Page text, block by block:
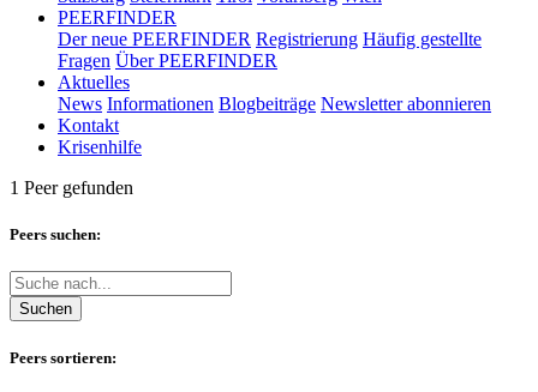
PEERFINDER
Der neue PEERFINDER Registrierung Häufig gestellte
Fragen Über PEERFINDER
Aktuelles
News Informationen Blogbeiträge Newsletter abonnieren
Kontakt
Krisenhilfe
1 Peer gefunden
Peers suchen:
Suchen
Peers sortieren: